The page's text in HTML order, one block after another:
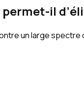
il
un large spectre